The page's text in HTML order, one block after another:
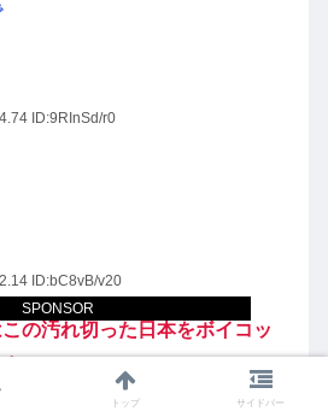
SPONSOR
ID:9RInSd/r0
ID:bC8vB/v20
の汚れ切った日本をボイコッ
トップ サイドバー